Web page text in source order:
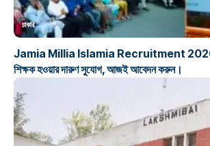
চাকরি
Jamia Millia Islamia Recruitment 2026:
শিক্ষক হওয়ার দারুণ সুযোগ, আজই আবেদন করুন।